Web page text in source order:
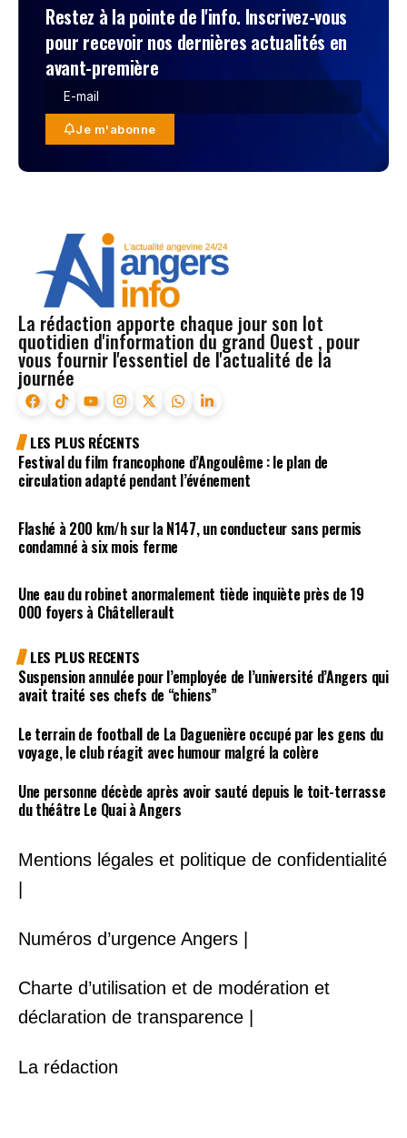
Restez à la pointe de l'info. Inscrivez-vous
pour recevoir nos dernières actualités en
avant-première
Je m'abonne
La rédaction apporte chaque jour son lot
quotidien d'information du grand Ouest , pour
vous fournir l'essentiel de l'actualité de la
journée
LES PLUS RÉCENTS
Festival du film francophone d’Angoulême : le plan de
circulation adapté pendant l’événement
Flashé à 200 km/h sur la N147, un conducteur sans permis
condamné à six mois ferme
Une eau du robinet anormalement tiède inquiète près de 19
000 foyers à Châtellerault
LES PLUS RECENTS
Suspension annulée pour l’employée de l’université d’Angers qui
avait traité ses chefs de “chiens”
Le terrain de football de La Daguenière occupé par les gens du
voyage, le club réagit avec humour malgré la colère
Une personne décède après avoir sauté depuis le toit-terrasse
du théâtre Le Quai à Angers
Mentions légales et politique de confidentialité
Numéros d’urgence Angers |
Charte d’utilisation et de modération et
déclaration de transparence |
La rédaction